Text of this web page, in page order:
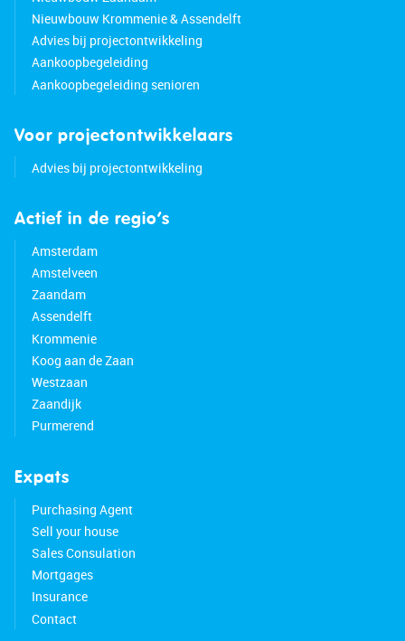
Nieuwbouw Krommenie & Assendelft
Advies bij projectontwikkeling
Aankoopbegeleiding
Aankoopbegeleiding senioren
Voor projectontwikkelaars
Advies bij projectontwikkeling
Actief in de regio’s
Amsterdam
Amstelveen
Zaandam
Assendelft
Krommenie
Koog aan de Zaan
Westzaan
Zaandijk
Purmerend
Expats
Purchasing Agent
Sell your house
Sales Consulation
Mortgages
Insurance
Contact